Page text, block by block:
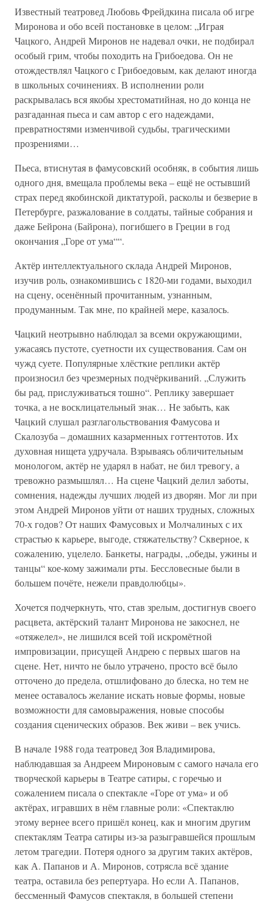
Известный театровед Любовь Фрейдкина писала об игре
Миронова и обо всей постановке в целом: „Играя
Чацкого, Андрей Миронов не надевал очки, не подбирал
особый грим, чтобы походить на Грибоедова. Он не
отождествлял Чацкого с Грибоедовым, как делают иногда
в школьных сочинениях. В исполнении роли
раскрывалась вся якобы хрестоматийная, но до конца не
разгаданная пьеса и сам автор с его надеждами,
превратностями изменчивой судьбы, трагическими
прозрениями…
Пьеса, втиснутая в фамусовский особняк, в события лишь
одного дня, вмещала проблемы века – ещё не остывший
страх перед якобинской диктатурой, расколы и безверие в
Петербурге, разжалование в солдаты, тайные собрания и
даже Бейрона (Байрона), погибшего в Греции в год
окончания „Горе от ума““.
Актёр интеллектуального склада Андрей Миронов,
изучив роль, ознакомившись с 1820-ми годами, выходил
на сцену, осенённый прочитанным, узнанным,
продуманным. Так мне, по крайней мере, казалось.
Чацкий неотрывно наблюдал за всеми окружающими,
ужасаясь пустоте, суетности их существования. Сам он
чужд суете. Популярные хлёсткие реплики актёр
произносил без чрезмерных подчёркиваний. „Служить
бы рад, прислуживаться тошно“. Реплику завершает
точка, а не восклицательный знак… Не забыть, как
Чацкий слушал разглагольствования Фамусова и
Скалозуба – домашних казарменных готтентотов. Их
духовная нищета удручала. Взрываясь обличительным
монологом, актёр не ударял в набат, не бил тревогу, а
тревожно размышлял… На сцене Чацкий делил заботы,
сомнения, надежды лучших людей из дворян. Мог ли при
этом Андрей Миронов уйти от наших трудных, сложных
70-х годов? От наших Фамусовых и Молчалиных с их
страстью к карьере, выгоде, стяжательству? Скверное, к
сожалению, уцелело. Банкеты, награды, „обеды, ужины и
танцы“ кое-кому зажимали рты. Бессловесные были в
большем почёте, нежели правдолюбцы».
Хочется подчеркнуть, что, став зрелым, достигнув своего
расцвета, актёрский талант Миронова не закоснел, не
«отяжелел», не лишился всей той искромётной
импровизации, присущей Андрею с первых шагов на
сцене. Нет, ничто не было утрачено, просто всё было
отточено до предела, отшлифовано до блеска, но тем не
менее оставалось желание искать новые формы, новые
возможности для самовыражения, новые способы
создания сценических образов. Век живи – век учись.
В начале 1988 года театровед Зоя Владимирова,
наблюдавшая за Андреем Мироновым с самого начала его
творческой карьеры в Театре сатиры, с горечью и
сожалением писала о спектакле «Горе от ума» и об
актёрах, игравших в нём главные роли: «Спектаклю
этому вернее всего пришёл конец, как и многим другим
спектаклям Театра сатиры из-за разыгравшейся прошлым
летом трагедии. Потеря одного за другим таких актёров,
как А. Папанов и А. Миронов, сотрясла всё здание
театра, оставила без репертуара. Но если А. Папанов,
бессменный Фамусов спектакля, в большей степени